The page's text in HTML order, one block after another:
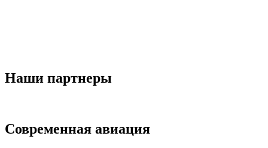
Наши партнеры
Современная авиация